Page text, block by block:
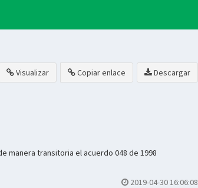
Descargar
Copiar enlace
Visualizar
manera transitoria el acuerdo 048 de 1998
2019-04-30 16:06:08